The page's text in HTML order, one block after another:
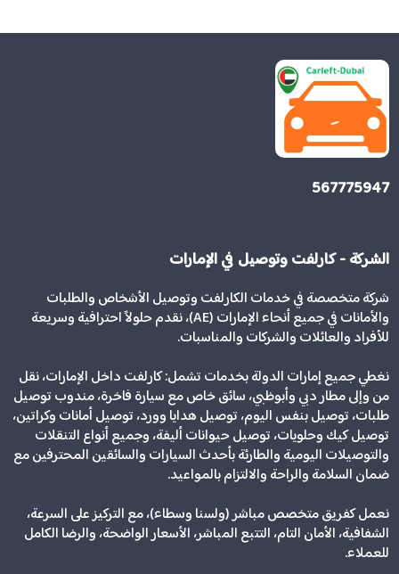
567775947
الشركة - كارلفت وتوصيل في الإمارات
شركة متخصصة في خدمات الكارلفت وتوصيل الأشخاص والطلبات
والأمانات في جميع أنحاء الإمارات (AE)، نقدم حلولاً احترافية وسريعة
للأفراد والعائلات والشركات والمناسبات.
نغطي جميع إمارات الدولة بخدمات تشمل: كارلفت داخل الإمارات، نقل
من وإلى مطار دبي وأبوظبي، سائق خاص مع سيارة فاخرة، مندوب توصيل
طلبات، توصيل بنفس اليوم، توصيل هدايا وورد، توصيل أمانات وكراتين،
توصيل كيك وحلويات، توصيل حيوانات أليفة، وجميع أنواع التنقلات
والتوصيلات اليومية والطارئة بأحدث السيارات والسائقين المحترفين مع
ضمان السلامة والراحة والالتزام بالمواعيد.
نعمل كفريق متخصص مباشر (ولسنا وسطاء)، مع التركيز على السرعة،
الشفافية، الأمان التام، التتبع المباشر، الأسعار الواضحة، والرضا الكامل
للعملاء.